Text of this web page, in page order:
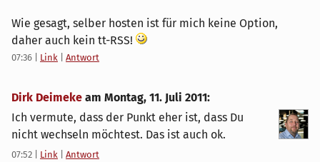
Wie gesagt, selber hosten ist für mich keine Option,
daher auch kein tt-RSS!
07:36 Link Antwort
Dirk Deimeke am Montag, 11. Juli 2011:
Ich vermute, dass der Punkt eher ist, dass Du
nicht wechseln möchtest. Das ist auch ok.
07:52 Link Antwort